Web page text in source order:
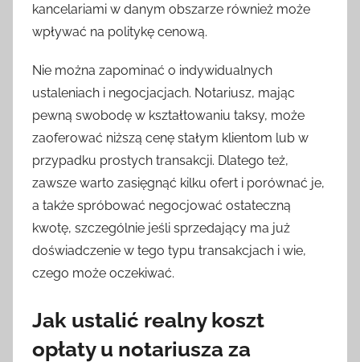
kancelariami w danym obszarze również może
wpływać na politykę cenową.
Nie można zapominać o indywidualnych
ustaleniach i negocjacjach. Notariusz, mając
pewną swobodę w kształtowaniu taksy, może
zaoferować niższą cenę stałym klientom lub w
przypadku prostych transakcji. Dlatego też,
zawsze warto zasięgnąć kilku ofert i porównać je,
a także spróbować negocjować ostateczną
kwotę, szczególnie jeśli sprzedający ma już
doświadczenie w tego typu transakcjach i wie,
czego może oczekiwać.
Jak ustalić realny koszt
opłaty u notariusza za